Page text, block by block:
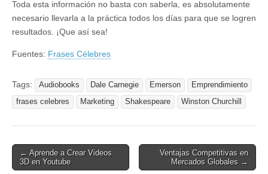
Toda esta información no basta con saberla, es absolutamente
necesario llevarla a la práctica todos los días para que se logren
resultados. ¡Que así sea!
Fuentes: Frases Célebres
Tags: Audiobooks Dale Carnegie Emerson
Emprendimiento
frases celebres
Marketing Shakespeare Winston Churchill
Post
navigation
← Aprende a Crear Videos
3D en Youtube
Ventajas Competitivas en
Mercados Globales →